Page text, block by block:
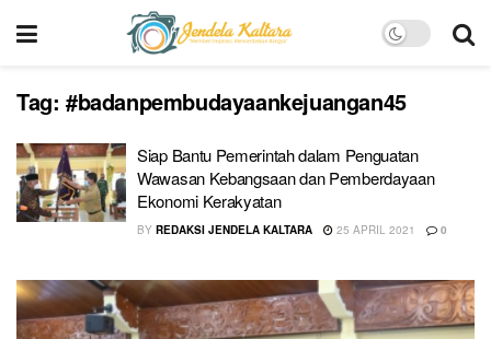
Tag: #badanpembudayaankejuangan45
Siap Bantu Pemerintah dalam Penguatan
Wawasan Kebangsaan dan Pemberdayaan
Ekonomi Kerakyatan
BY REDAKSI JENDELA KALTARA 25 APRIL 2021 0